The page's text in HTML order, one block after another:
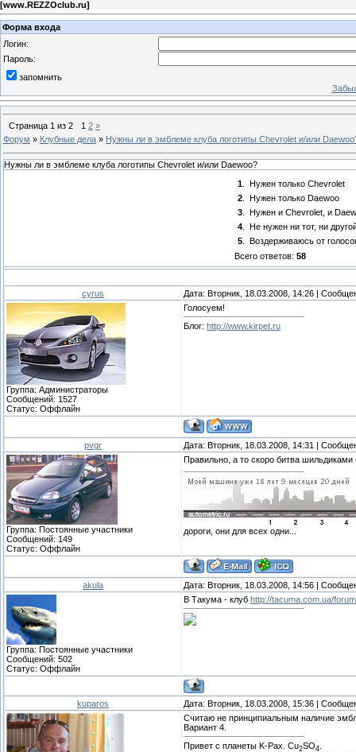
[www.REZZOclub.ru]
Форма входа
Логин:
Пароль:
запомнить
Страница 1 из 2 1 2 »
Форум » Клубные дела » Нужны ли в эмблеме клуба логотипы Chevrolet и/или
Нужны ли в эмблеме клуба логотипы Chevrolet и/или Daewoo?
1.
Нужен только Chevrolet
2.
Нужен только Daewoo
3.
Нужен и Chevrolet, и
4.
Не нужен ни тот, ни
5.
Воздерживаюсь от
Всего ответов: 58
cyrus Дата: Вторник, 18.03.2008, 14:26 |
Группа: Администраторы
Сообщений: 1527
Статус: Оффлайн
Голосуем!
Блог: http://www.kirpet.ru
pvgr Дата: Вторник, 18.03.2008, 14:31 |
Группа: Постоянные участники
Сообщений: 149
Статус: Оффлайн
Правильно, а то скоро битва шильдиками
дороги, они для всех одни...
akula Дата: Вторник, 18.03.2008, 14:56 |
Группа: Постоянные участники
Сообщений: 502
Статус: Оффлайн
В Такума - клуб http://tacuma.com.ua/
kuparos Дата: Вторник, 18.03.2008, 15:36 |
Считаю не принципиальным наличие
Вариант 4.
Привет с планеты K-Pax. Cu2SO4